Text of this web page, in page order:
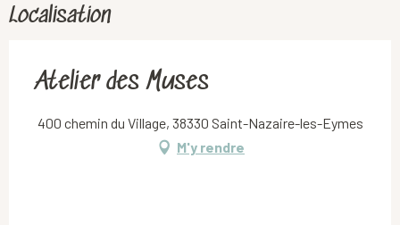
Localisation
Atelier des Muses
400 chemin du Village, 38330 Saint-Nazaire-les-Eymes
M'y rendre